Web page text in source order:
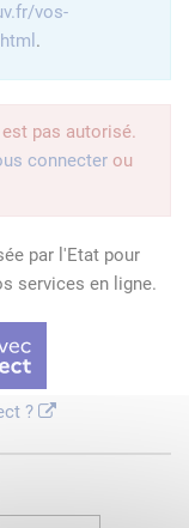
vos-
.
pas autorisé.
connecter ou
par l'Etat pour
services en ligne.
?